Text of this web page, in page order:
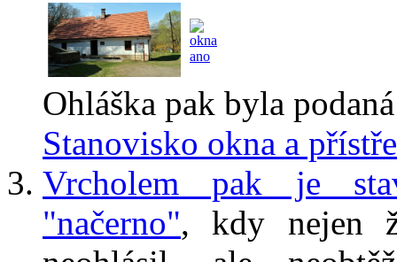
Ohláška pak byla
Stanovisko okna a
Vrcholem pak je
"načerno", kdy nejen